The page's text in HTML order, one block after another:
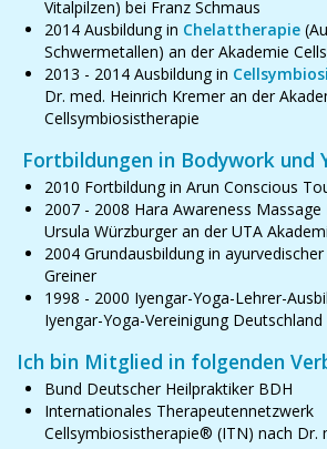
Vitalpilzen) bei Franz Schmaus
2014 Ausbildung in Chelattherapie
Schwermetallen) an der Akademie
2013 - 2014 Ausbildung in
Dr. med. Heinrich Kremer an der
Cellsymbiosistherapie
Fortbildungen in Bodywork und
2010 Fortbildung in Arun Conscious
2007 - 2008 Hara Awareness
Ursula Würzburger an der UTA
2004 Grundausbildung in
Greiner
1998 - 2000 Iyengar-Yoga-Lehrer-
Iyengar-Yoga-Vereinigung Deutschland
Ich bin Mitglied in folgenden
Bund Deutscher Heilpraktiker BDH
Internationales Therapeutennetzwerk
Cellsymbiosistherapie® (ITN) nach Dr.